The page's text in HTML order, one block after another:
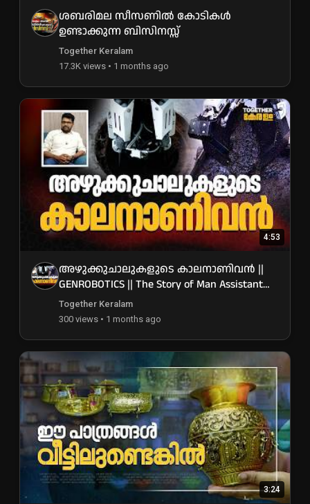
ശബരിമല സീസണിൽ കോടികൾ
ഉണ്ടാക്കുന്ന ബിസിനസ്സ്
Together Keralam
17.3K views • 1 months ago
4:53
അഴുക്കുചാലുകളുടെ കാലനാണിവൻ ||
GENROBOTICS || The Story of Man Assistant
Robots
Together Keralam
300 views • 1 months ago
3:24